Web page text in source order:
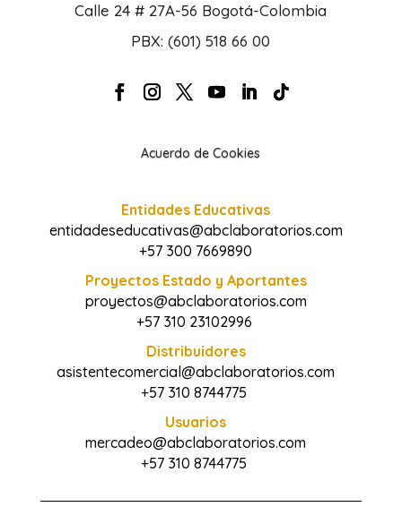
Calle 24 # 27A-56 Bogotá-Colombia
PBX: (601) 518 66 00
Acuerdo de Cookies
Entidades Educativas
entidadeseducativas@abclaboratorios.com
+57 300 7669890
Proyectos Estado y Aportantes
proyectos@abclaboratorios.com
+57 310 23102996
Distribuidores
asistentecomercial@abclaboratorios.com
+57 310 8744775
Usuarios
mercadeo@abclaboratorios.com
+57 310 8744775